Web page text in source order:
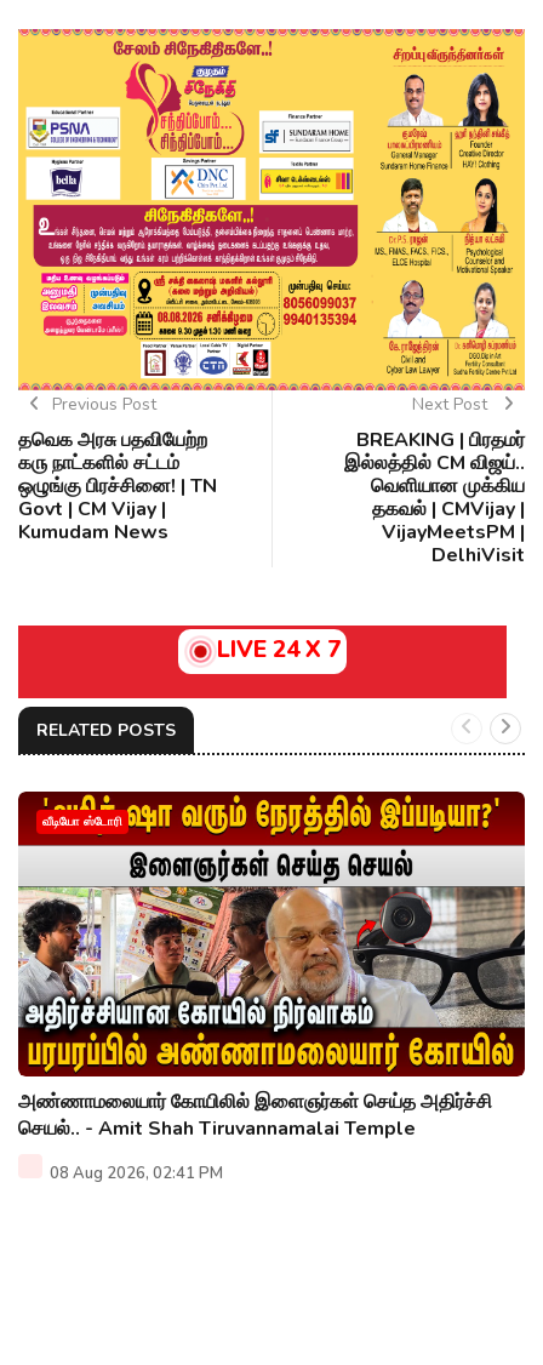
Previous Post
தவெக அரசு பதவியேற்ற
௧௫ நாட்களில் சட்டம்
ஒழுங்கு பிரச்சினை! | TN
Govt | CM Vijay |
Kumudam News
Next Post
BREAKING | பிரதமர்
இல்லத்தில் CM விஜய்..
வெளியான முக்கிய
தகவல் | CMVijay |
VijayMeetsPM |
DelhiVisit
LIVE 24 X 7
RELATED POSTS
வீடியோ ஸ்டோரி
அண்ணாமலையார் கோயிலில் இளைஞர்கள் செய்த அதிர்ச்சி
செயல்.. - Amit Shah Tiruvannamalai Temple
08 Aug 2026, 02:41 PM